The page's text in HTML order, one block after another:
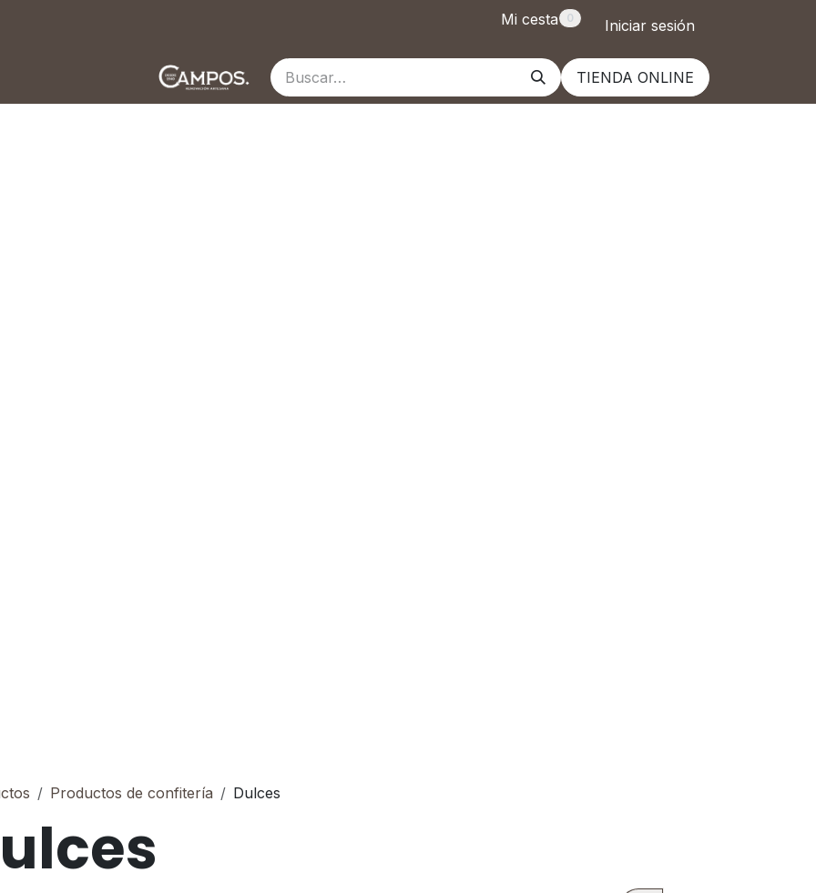
Mi cesta 0 Iniciar sesión
Contacto TIENDA ONLINE
Productos de confitería Dulces